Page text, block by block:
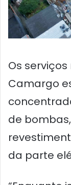
Os
Camargo
de
da parte